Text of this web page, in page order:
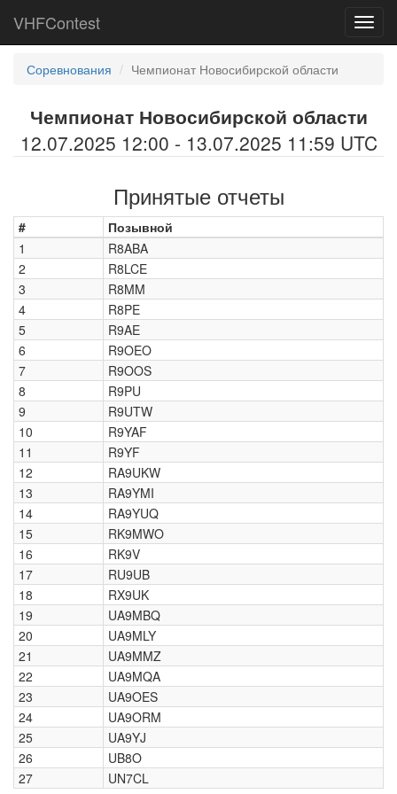
VHFContest
Соревнования Чемпионат Новосибирской области
Чемпионат Новосибирской области
12.07.2025 12:00 - 13.07.2025 11:59 UTC
Принятые отчеты
#
Позывной
1
R8ABA
2
R8LCE
3
R8MM
4
R8PE
5
R9AE
6
R9OEO
7
R9OOS
8
R9PU
9
R9UTW
10
R9YAF
11
R9YF
12
RA9UKW
13
RA9YMI
14
RA9YUQ
15
RK9MWO
16
RK9V
17
RU9UB
18
RX9UK
19
UA9MBQ
20
UA9MLY
21
UA9MMZ
22
UA9MQA
23
UA9OES
24
UA9ORM
25
UA9YJ
26
UB8O
27
UN7CL